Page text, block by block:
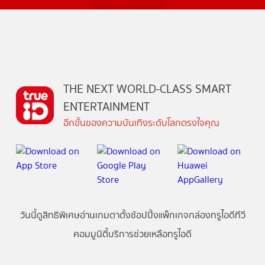
THE NEXT WORLD-CLASS SMART
ENTERTAINMENT
อีกขั้นของความบันเทิงระดับโลกตรงใจคุณ
วันนี้ดูสิทธิพิเศษอ่านเกมตาตั้งช้อปปิ้งแพ็กเกจกล่องทรูไอดีทีวี
คอมมูนิตี้บริการช่วยเหลือทรูไอดี